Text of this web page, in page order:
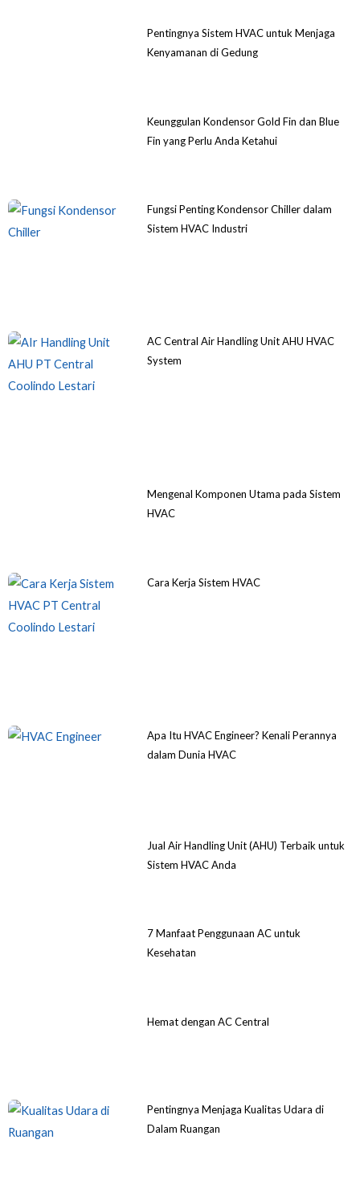
Pentingnya Sistem HVAC untuk Menjaga
Kenyamanan di Gedung
Keunggulan Kondensor Gold Fin dan Blue
Fin yang Perlu Anda Ketahui
Fungsi Penting Kondensor Chiller dalam
Sistem HVAC Industri
AC Central Air Handling Unit AHU HVAC
System
Mengenal Komponen Utama pada Sistem
HVAC
Cara Kerja Sistem HVAC
Apa Itu HVAC Engineer? Kenali Perannya
dalam Dunia HVAC
Jual Air Handling Unit (AHU) Terbaik untuk
Sistem HVAC Anda
7 Manfaat Penggunaan AC untuk
Kesehatan
Hemat dengan AC Central
Pentingnya Menjaga Kualitas Udara di
Dalam Ruangan